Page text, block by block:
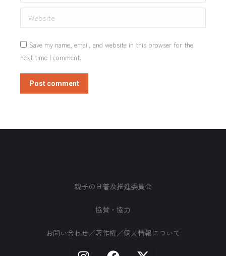
Website
Save my name, email, and website in this browser for the
next time I comment.
Post comment
親子の日普及推進委員会
協賛・協力
お問い合わせ／著作権／個人情報について